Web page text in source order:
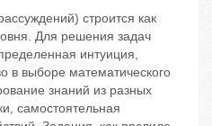
строится как
Для решения задач
интуиция,
в выборе математического
знаний из разных
самостоятельная